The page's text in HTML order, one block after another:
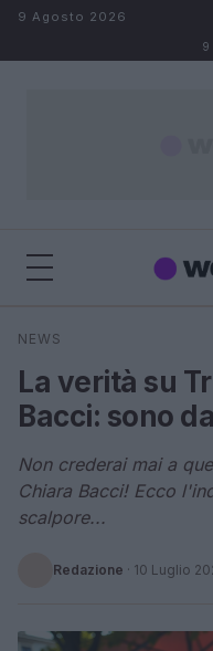
Salta al contenuto
9 Agosto 2026
9
Cerca
NEWS
La verità su
Bacci: sono
Non crederai mai a
Chiara Bacci! Ecco
scalpore...
Redazione · 10 Luglio